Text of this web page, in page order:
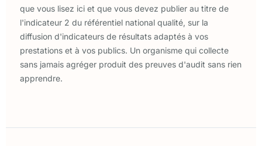
que vous lisez ici et que vous devez publier au titre de
l'indicateur 2 du référentiel national qualité, sur la
diffusion d'indicateurs de résultats adaptés à vos
prestations et à vos publics. Un organisme qui collecte
sans jamais agréger produit des preuves d'audit sans rien
apprendre.